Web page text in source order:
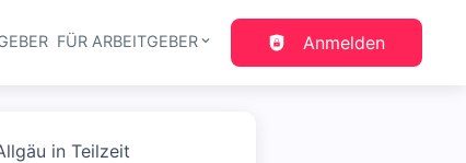
FÜR ARBEITGEBER Anmelden
in Teilzeit